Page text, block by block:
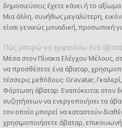
δημοσιεύσεις έχετε κάνει ή το
Μια άλλη, συνήθως μεγαλύτερη,
είναι γενικώς μοναδική, προσωπική
Πώς μπορώ να εμφανίσω ένα
Μέσα στον Πίνακα Ελέγχου Μέλους,
να προσθέσετε ένα άβαταρ,
τέσσερις μεθόδους: Gravatar,
Φόρτωση άβαταρ. Εναπόκειται στον
συζητήσεων να ενεργοποιήσει τα
τον οποίο μπορεί να καταστούν
χρησιμοποιήσετε άβαταρ,